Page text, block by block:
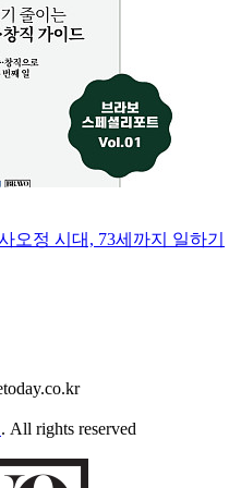
오정 시대, 73세까지 일하기
. All rights reserved